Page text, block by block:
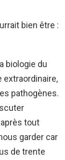
bien être :
biologie du
extraordinaire,
pathogènes.
tout
garder car
de trente